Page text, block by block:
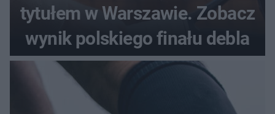
tytułem w Warszawie. Zobacz
wynik polskiego finału debla